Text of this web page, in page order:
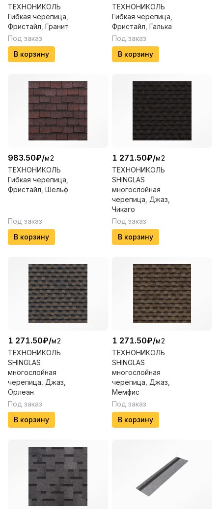
ТЕХНОНИКОЛЬ
Гибкая черепица,
Фристайл, Гранит
Под заказ
В корзину
ТЕХНОНИКОЛЬ
Гибкая черепица,
Фристайл, Галька
Под заказ
В корзину
983.50₽/м2
ТЕХНОНИКОЛЬ
Гибкая черепица,
Фристайл, Шельф
Под заказ
В корзину
1 271.50₽/м2
ТЕХНОНИКОЛЬ
SHINGLAS
многослойная
черепица, Джаз,
Чикаго
Под заказ
В корзину
1 271.50₽/м2
ТЕХНОНИКОЛЬ
SHINGLAS
многослойная
черепица, Джаз,
Орлеан
Под заказ
В корзину
1 271.50₽/м2
ТЕХНОНИКОЛЬ
SHINGLAS
многослойная
черепица, Джаз,
Мемфис
Под заказ
В корзину